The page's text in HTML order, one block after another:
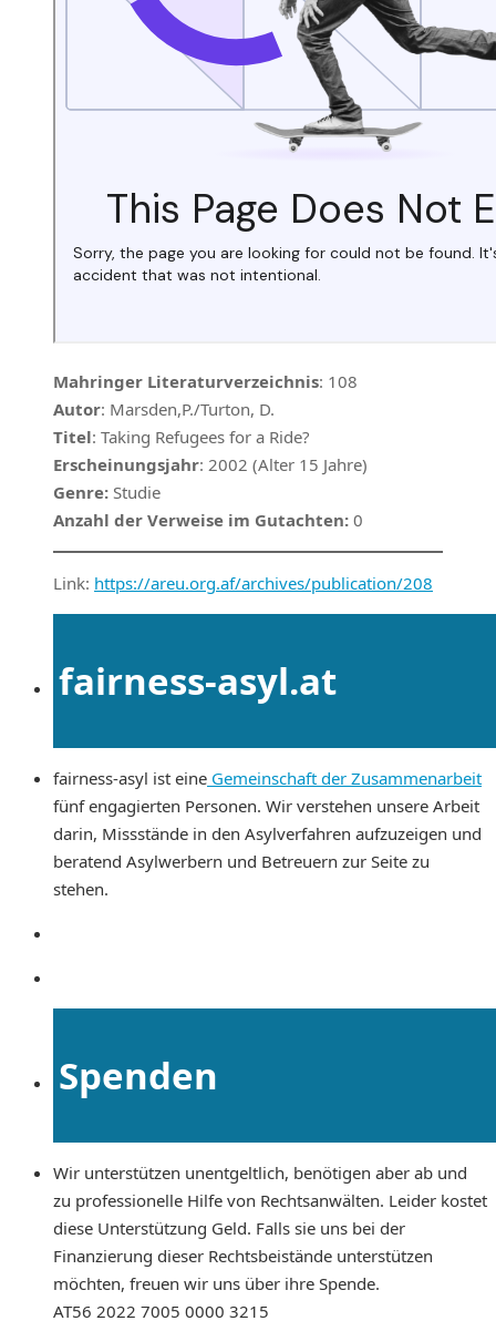
Mahringer Literaturverzeichnis: 108
Autor: Marsden,P./Turton, D.
Titel: Taking Refugees for a Ride?
Erscheinungsjahr: 2002 (Alter 15 Jahre)
Genre: Studie
Anzahl der Verweise im Gutachten: 0
Link: https://areu.org.af/archives/publication/208
fairness-asyl.at
fairness-asyl ist eine Gemeinschaft der Zusammenarbeit
fünf engagierten Personen. Wir verstehen unsere Arbeit
darin, Missstände in den Asylverfahren aufzuzeigen und
beratend Asylwerbern und Betreuern zur Seite zu
stehen.
Spenden
Wir unterstützen unentgeltlich, benötigen aber ab und
zu professionelle Hilfe von Rechtsanwälten. Leider kostet
diese Unterstützung Geld. Falls sie uns bei der
Finanzierung dieser Rechtsbeistände unterstützen
möchten, freuen wir uns über ihre Spende.
AT56 2022 7005 0000 3215